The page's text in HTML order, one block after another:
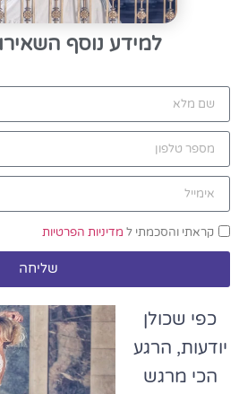
למידע נוסף
קראתי והסכמתי ל מדיניות הפרטיות
שליחה
כפי שכולן
יודעות, הרגע
הכי מרגש